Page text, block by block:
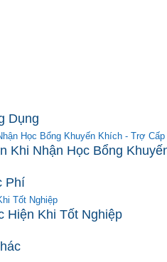
Dụng
Học Bổng Khuyến Khích - Trợ Cấp
Khi Nhận Học Bổng
Phí
Tốt Nghiệp
Hiện Khi Tốt Nghiệp